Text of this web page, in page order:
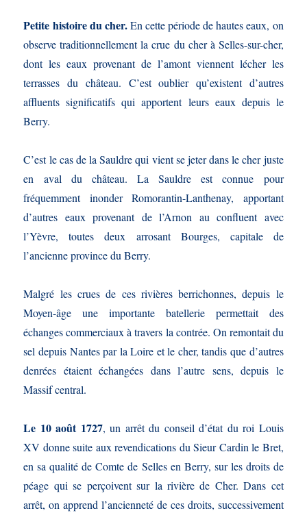
Petite histoire du cher.En cette période de hautes eaux, on
observe traditionnellement la crue du cher à Selles-sur-cher,
dont les eaux provenant de l’amont viennent lécher les
terrasses du château. C’est oublier qu’existent d’autres
affluents significatifs qui apportent leurs eaux depuis le
Berry.
C’est le cas de la Sauldre qui vient se jeter dans le cher juste
en aval du château. La Sauldre est connue pour
fréquemment inonder Romorantin-Lanthenay, apportant
d’autres eaux provenant de l’Arnon au confluent avec
l’Yèvre, toutes deux arrosant Bourges, capitale de
l’ancienne province du Berry.
Malgré les crues de ces rivières berrichonnes, depuis le
Moyen-âge une importante batellerie permettait des
échanges commerciaux à travers la contrée. On remontait du
sel depuis Nantes par la Loire et le cher, tandis que d’autres
denrées étaient échangées dans l’autre sens, depuis le
Massif central.
Le 10 août 1727, un arrêt du conseil d’état du roi Louis
XV donne suite aux revendications du Sieur Cardin le Bret,
en sa qualité de Comte de Selles en Berry, sur les droits de
péage qui se perçoivent sur la rivière de Cher. Dans cet
arrêt, on apprend l’ancienneté de ces droits, successivement